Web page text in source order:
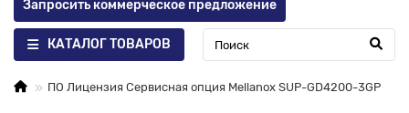
Запросить коммерческое предложение
КАТАЛОГ ТОВАРОВ
ПО Лицензия Сервисная опция Mellanox SUP-GD4200-3GP